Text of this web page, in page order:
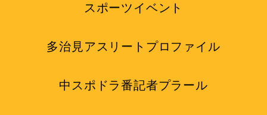
スポーツイベント
多治見アスリートプロファイル
中スポドラ番記者プラール